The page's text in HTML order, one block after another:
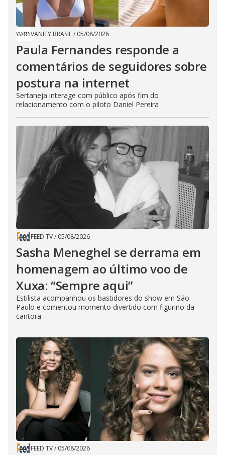
VANITY BRASIL/ 05/08/2026
Paula Fernandes responde a
comentários de seguidores sobre
postura na internet
Sertaneja interage com público após fim do
relacionamento com o piloto Daniel Pereira
FEED TV/ 05/08/2026
Sasha Meneghel se derrama em
homenagem ao último voo de
Xuxa: “Sempre aqui”
Estilista acompanhou os bastidores do show em São
Paulo e comentou momento divertido com figurino da
cantora
FEED TV/ 05/08/2026